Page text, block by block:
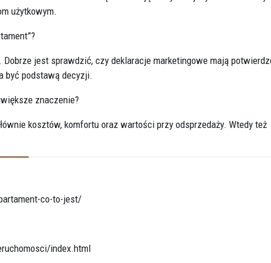
użytkowym.
jest sprawdzić, czy deklaracje marketingowe mają
być podstawą decyzji.
znaczenie?
kosztów, komfortu oraz wartości przy odsprzedaży. Wtedy też
co-to-jest/
index.html